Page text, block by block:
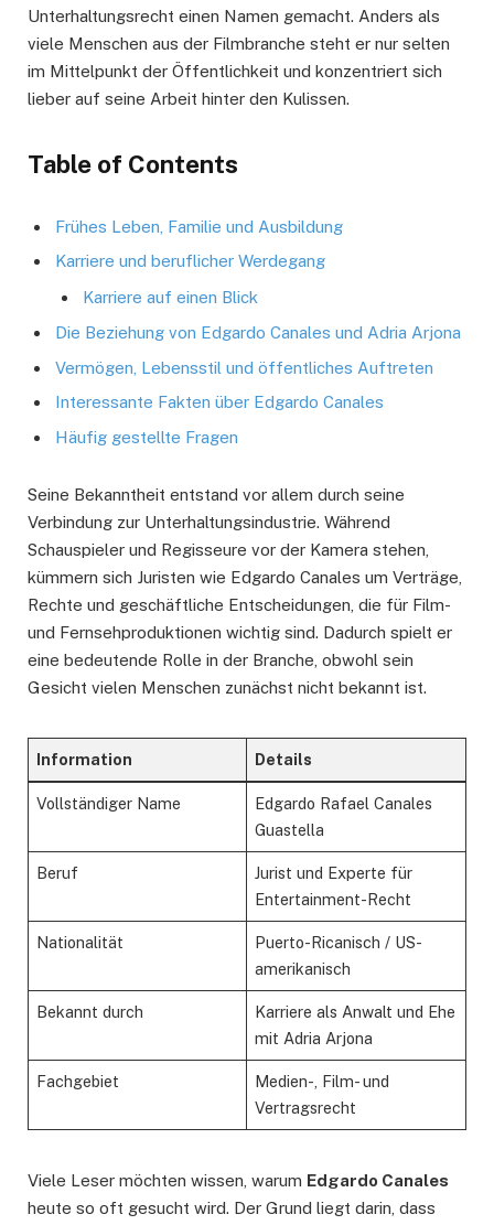
Unterhaltungsrecht einen Namen gemacht. Anders als
viele Menschen aus der Filmbranche steht er nur selten
im Mittelpunkt der Öffentlichkeit und konzentriert sich
lieber auf seine Arbeit hinter den Kulissen.
Table of Contents
Frühes Leben, Familie und Ausbildung
Karriere und beruflicher Werdegang
Karriere auf einen Blick
Die Beziehung von Edgardo Canales und Adria Arjona
Vermögen, Lebensstil und öffentliches Auftreten
Interessante Fakten über Edgardo Canales
Häufig gestellte Fragen
Seine Bekanntheit entstand vor allem durch seine
Verbindung zur Unterhaltungsindustrie. Während
Schauspieler und Regisseure vor der Kamera stehen,
kümmern sich Juristen wie Edgardo Canales um Verträge,
Rechte und geschäftliche Entscheidungen, die für Film-
und Fernsehproduktionen wichtig sind. Dadurch spielt er
eine bedeutende Rolle in der Branche, obwohl sein
Gesicht vielen Menschen zunächst nicht bekannt ist.
Information Details
Vollständiger Name
Edgardo Rafael Canales
Guastella
Beruf
Jurist und Experte für
Entertainment-Recht
Nationalität
Puerto-Ricanisch / US-
amerikanisch
Bekannt durch
Karriere als Anwalt und Ehe
mit Adria Arjona
Fachgebiet
Medien-, Film- und
Vertragsrecht
Viele Leser möchten wissen, warum Edgardo Canales
heute so oft gesucht wird. Der Grund liegt darin, dass